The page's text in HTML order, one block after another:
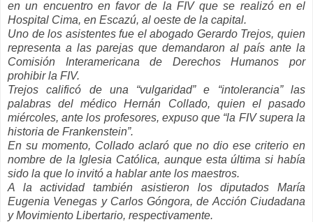
en un encuentro en favor de la FIV que se realizó en el
Hospital Cima, en Escazú, al oeste de la capital.
Uno de los asistentes fue el abogado Gerardo Trejos, quien
representa a las parejas que demandaron al país ante la
Comisión Interamericana de Derechos Humanos por
prohibir la FIV.
Trejos calificó de una “vulgaridad” e “intolerancia” las
palabras del médico Hernán Collado, quien el pasado
miércoles, ante los profesores, expuso que “la FIV supera la
historia de Frankenstein”.
En su momento, Collado aclaró que no dio ese criterio en
nombre de la Iglesia Católica, aunque esta última si había
sido la que lo invitó a hablar ante los maestros.
A la actividad también asistieron los diputados María
Eugenia Venegas y Carlos Góngora, de Acción Ciudadana
y Movimiento Libertario, respectivamente.